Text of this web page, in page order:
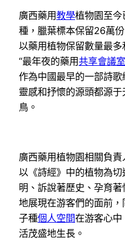
廣西藥用教學植物園至
種，臘葉標本保留26萬
以藥用植物保留數量最
“最年夜的藥用共享會議室
作為中國最早的一部詩
靈感和抒懷的源頭都源
鳥。
廣西藥用植物園相關負
以《詩經》中的植物為
明、訴說著歷史、孕育
地展現在游客們的面前，
子種個人空間在游客心中
活茂盛地生長。